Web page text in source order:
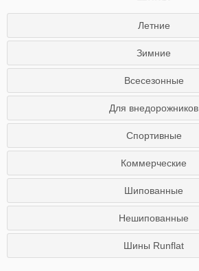
Летние
Зимние
Всесезонные
Для внедорожников
Спортивные
Коммерческие
Шипованные
Нешипованные
Шины Runflat